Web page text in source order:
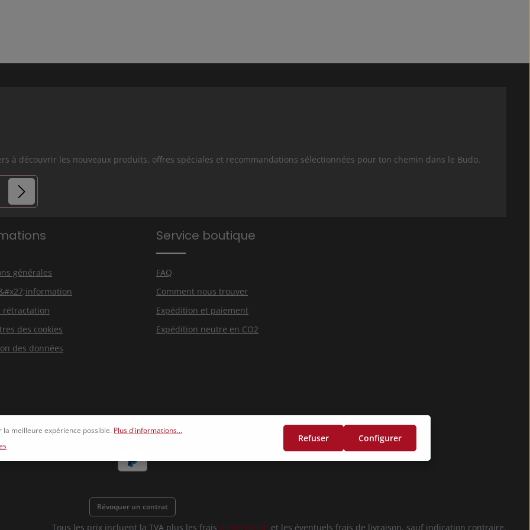
à découvrir les nouveaux produits, offres spéciales et recommandations sélectionnées pour ton chemin dans le Budo.
avez lu
générales
rétractation
des cookies
des données
Service boutique
FAQ
Comment nous trouver
Expédition et paiement
Expédition neutre en CO2
Révoquer un contrat
Tous les prix incluent la TVA plus les frais d'expédition et les éventuels frais de livraison, sauf indication contraire.
meilleure expérience possible. Plus d'informations...
Refuser Configurer